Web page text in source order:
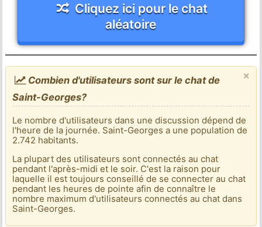
Cliquez ici pour le chat
aléatoire
×
Combien d'utilisateurs sont sur le chat de
Saint-Georges?
Le nombre d'utilisateurs dans une discussion dépend de
l'heure de la journée. Saint-Georges a une population de
2.742 habitants.
La plupart des utilisateurs sont connectés au chat
pendant l'après-midi et le soir. C'est la raison pour
laquelle il est toujours conseillé de se connecter au chat
pendant les heures de pointe afin de connaître le
nombre maximum d'utilisateurs connectés au chat dans
Saint-Georges.